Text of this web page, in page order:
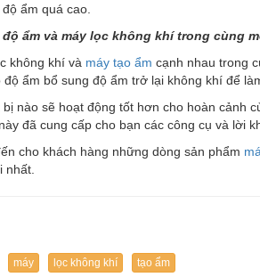
ẩm quá cao.
ẩm và máy lọc không khí trong cùng
không khí và máy tạo ẩm cạnh nhau trong
ẩm bổ sung độ ẩm trở lại không khí để
nào sẽ hoạt động tốt hơn cho hoàn cảnh
đã cung cấp cho bạn các công cụ và lời
cho khách hàng những dòng sản phẩm
nhất.
máy lọc không khí tạo ẩm